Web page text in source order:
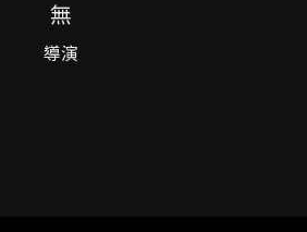
人認識它，為了能夠延續京劇傳統
無
導演